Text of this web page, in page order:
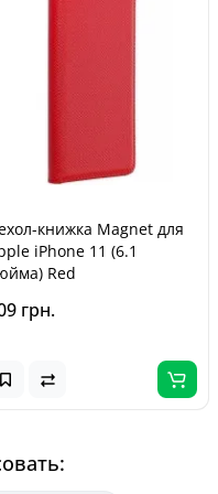
книжка Magnet для
iPhone 11 (6.1
Red
грн.